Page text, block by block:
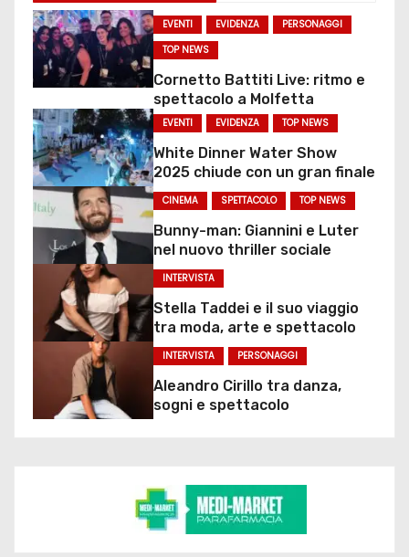
EVENTI EVIDENZA
PERSONAGGI
TOP NEWS
Cornetto Battiti Live: ritmo e
spettacolo a Molfetta
EVENTI EVIDENZA TOP NEWS
White Dinner Water Show
2025 chiude con un gran finale
CINEMA SPETTACOLO TOP NEWS
Bunny-man: Giannini e Luter
nel nuovo thriller sociale
INTERVISTA
Stella Taddei e il suo viaggio
tra moda, arte e spettacolo
INTERVISTA PERSONAGGI
Aleandro Cirillo tra danza,
sogni e spettacolo